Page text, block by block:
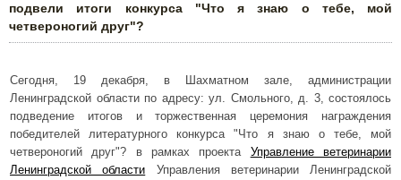
подвели итоги конкурса "Что я знаю о тебе, мой
четвероногий друг"?
Сегодня, 19 декабря, в Шахматном зале, администрации
Ленинградской области по адресу: ул. Смольного, д. 3, состоялось
подведение итогов и торжественная церемония награждения
победителей литературного конкурса "Что я знаю о тебе, мой
четвероногий друг"? в рамках проекта Управление ветеринарии
Ленинградской области Управления ветеринарии Ленинградской